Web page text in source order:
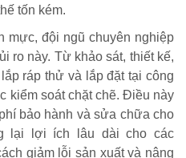
tốn kém.
mực, đội ngũ chuyên nghiệp
ro này. Từ khảo sát, thiết kế,
ráp thử và lắp đặt tại công
kiểm soát chặt chẽ. Điều này
bảo hành và sửa chữa cho
lại lợi ích lâu dài cho các
giảm lỗi sản xuất và nâng